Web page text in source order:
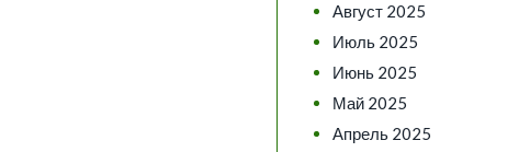
Август 2025
Июль 2025
Июнь 2025
Май 2025
Апрель 2025